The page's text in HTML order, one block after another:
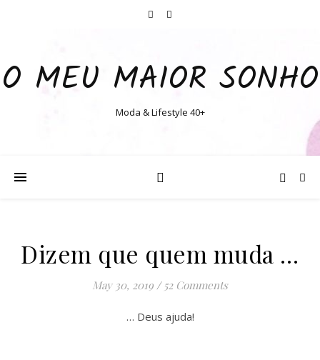
O MEU MAIOR SONHO
Moda & Lifestyle 40+
Dizem que quem muda …
May 30, 2019 / 52 Comments
… Deus ajuda!